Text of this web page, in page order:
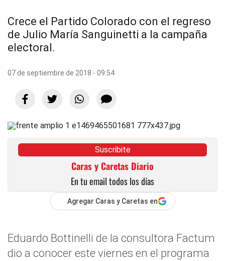
Crece el Partido Colorado con el regreso
de Julio María Sanguinetti a la campaña
electoral.
07 de septiembre de 2018 - 09:54
Suscribite
Caras y Caretas Diario
En tu email todos los días
Agregar Caras y Caretas en
Eduardo Bottinelli de la consultora Factum
dio a conocer este viernes en el programa